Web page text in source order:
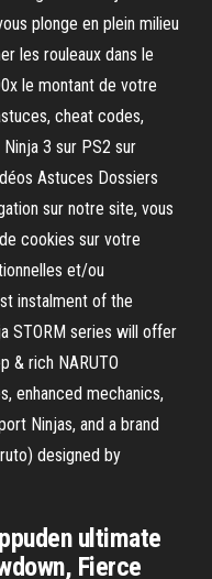
plonge en plein milieu
les rouleaux dans le
le montant de votre
cheat codes,
3 sur PS2 sur
Astuces Dossiers
sur notre site, vous
cookies sur votre
et/ou
instalment of the
STORM series will offer
& rich NARUTO
enhanced mechanics,
Ninjas, and a brand
designed by
ultimate
Fierce